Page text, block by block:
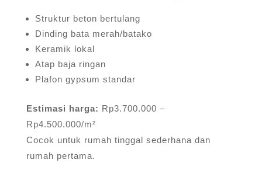
Struktur beton bertulang
Dinding bata merah/batako
Keramik lokal
Atap baja ringan
Plafon gypsum standar
Estimasi harga: Rp3.700.000 –
Rp4.500.000/m²
Cocok untuk rumah tinggal sederhana dan
rumah pertama.